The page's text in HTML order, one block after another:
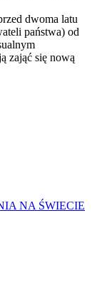
dwoma latu
państwa) od
zająć się nową
NA ŚWIECIE